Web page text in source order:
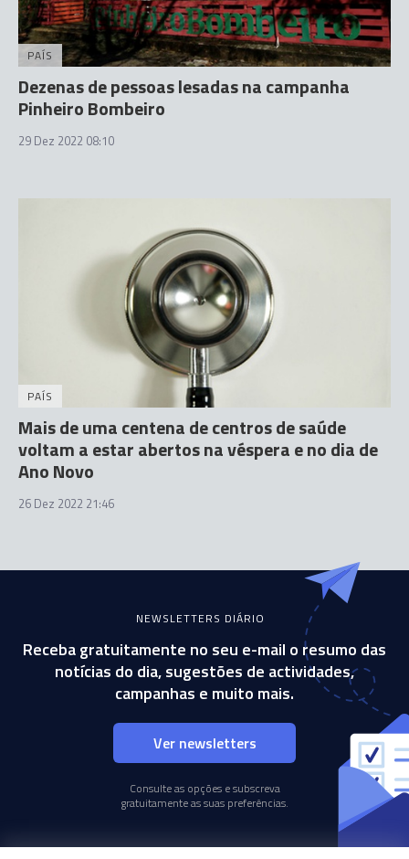
PAÍS
Dezenas de pessoas lesadas na campanha
Pinheiro Bombeiro
29 Dez 2022 08:10
PAÍS
Mais de uma centena de centros de saúde
voltam a estar abertos na véspera e no dia de
Ano Novo
26 Dez 2022 21:46
NEWSLETTERS DIÁRIO
Receba gratuitamente no seu e-mail o resumo das
notícias do dia, sugestões de actividades,
campanhas e muito mais.
Ver newsletters
Consulte as opções e subscreva
gratuitamente as suas preferências.